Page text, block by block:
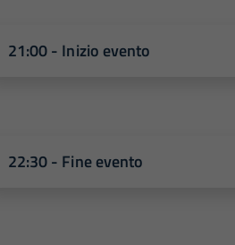
21:00 - Inizio evento
22:30 - Fine evento